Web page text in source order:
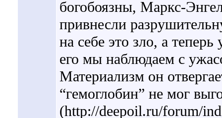
богобоязны, Маркс-
привнесли
на себе это зло, а
его мы наблюдаем с
Материализм он
“гемоглобин” не мог
(http://deepoil.ru/forum/